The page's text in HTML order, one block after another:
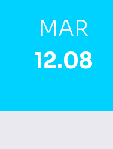
MAR
12.08